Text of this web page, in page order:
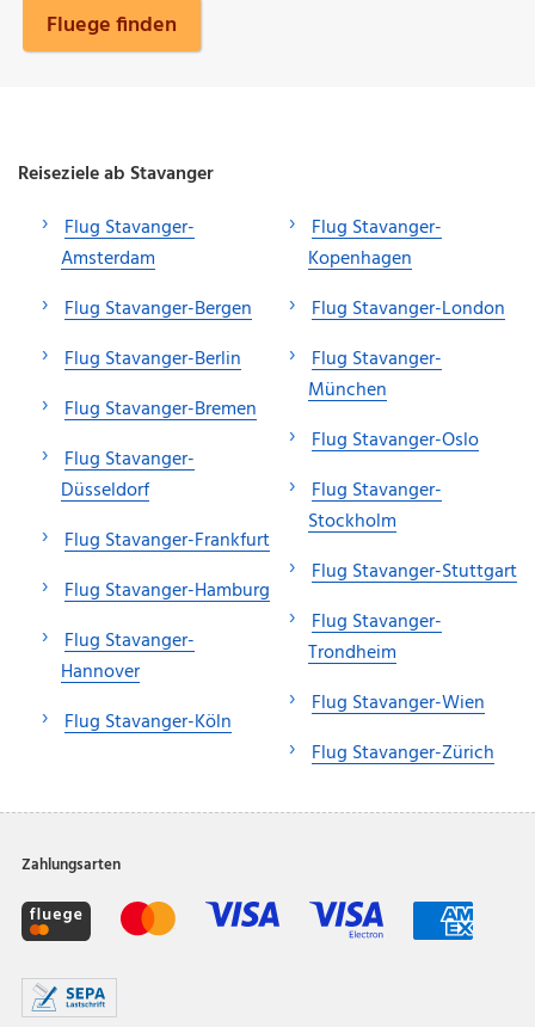
Fluege finden
Reiseziele ab Stavanger
Flug Stavanger-
Amsterdam
Flug Stavanger-Bergen
Flug Stavanger-Berlin
Flug Stavanger-Bremen
Flug Stavanger-
Düsseldorf
Flug Stavanger-Frankfurt
Flug Stavanger-Hamburg
Flug Stavanger-
Hannover
Flug Stavanger-Köln
Flug Stavanger-
Kopenhagen
Flug Stavanger-London
Flug Stavanger-
München
Flug Stavanger-Oslo
Flug Stavanger-
Stockholm
Flug Stavanger-Stuttgart
Flug Stavanger-
Trondheim
Flug Stavanger-Wien
Flug Stavanger-Zürich